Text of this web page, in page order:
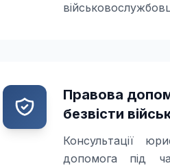
Правова
безвісти
Консультації
допомога під